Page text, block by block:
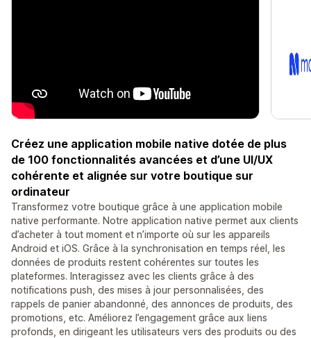
Créez une application mobile native dotée de plus
de 100 fonctionnalités avancées et d’une UI/UX
cohérente et alignée sur votre boutique sur
ordinateur
Transformez votre boutique grâce à une application mobile
native performante. Notre application native permet aux clients
d’acheter à tout moment et n’importe où sur les appareils
Android et iOS. Grâce à la synchronisation en temps réel, les
données de produits restent cohérentes sur toutes les
plateformes. Interagissez avec les clients grâce à des
notifications push, des mises à jour personnalisées, des
rappels de panier abandonné, des annonces de produits, des
promotions, etc. Améliorez l’engagement grâce aux liens
profonds, en dirigeant les utilisateurs vers des produits ou des